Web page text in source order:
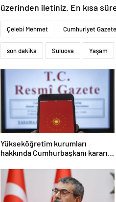
üzerinden iletiniz. En kısa
Çelebi Mehmet Cumhuriyet
son dakika Suluova Yaşam
Yükseköğretim kurumları
hakkında Cumhurbaşkanı kararı